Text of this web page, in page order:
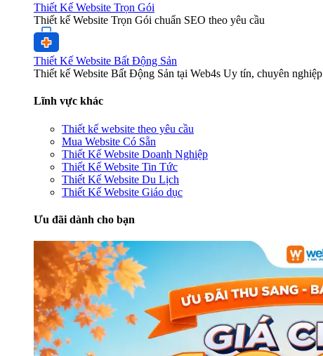
Thiết Kế Website Trọn Gói
Thiết kế Website Trọn Gói chuẩn SEO theo yêu cầu
Thiết Kế Website Bất Động Sản
Thiết kế Website Bất Động Sản tại Web4s Uy tín, chuyên nghiệp
Lĩnh vực khác
Thiết kế website theo yêu cầu
Mua Website Có Sẵn
Thiết Kế Website Doanh Nghiệp
Thiết Kế Website Tin Tức
Thiết Kế Website Du Lịch
Thiết Kế Website Giáo dục
Ưu đãi dành cho bạn